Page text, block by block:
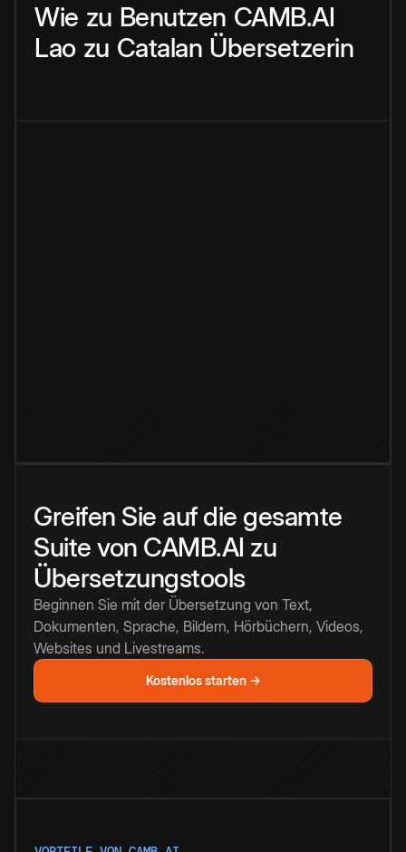
Wie zu Benutzen CAMB.AI
Lao zu Catalan Übersetzerin
Greifen Sie auf die gesamte
Suite von CAMB.AI zu
Übersetzungstools
Beginnen Sie mit der Übersetzung von Text,
Dokumenten, Sprache, Bildern, Hörbüchern, Videos,
Websites und Livestreams.
Kostenlos starten →